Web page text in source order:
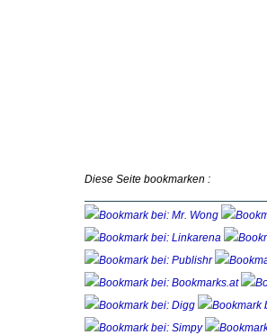
Diese Seite bookmarken :